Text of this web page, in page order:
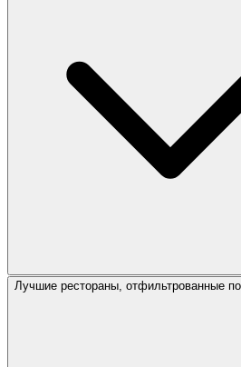
Лучшие рестораны, отфильтрованные